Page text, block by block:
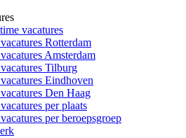
vacatures
Rotterdam
Amsterdam
Tilburg
Eindhoven
Den Haag
per plaats
per beroepsgroep